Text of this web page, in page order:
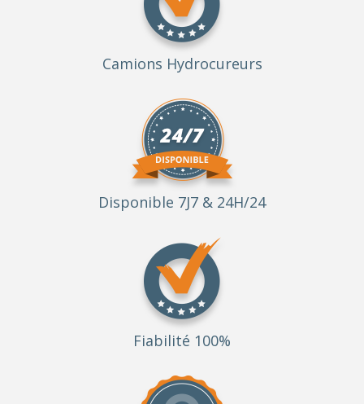
Camions Hydrocureurs
Disponible 7J7 & 24H/24
Fiabilité 100%